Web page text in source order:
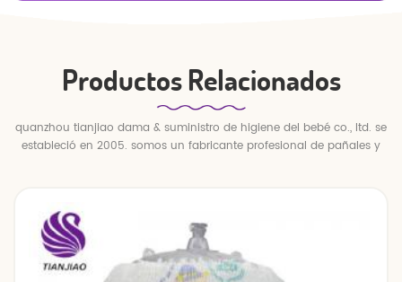
Productos Relacionados
quanzhou tianjiao dama & suministro de higiene del bebé co., ltd. se
estableció en 2005. somos un fabricante profesional de pañales y